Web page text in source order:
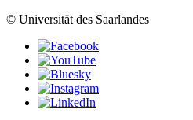
© Universität des Saarlandes